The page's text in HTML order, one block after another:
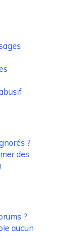
?
des
?
aucun